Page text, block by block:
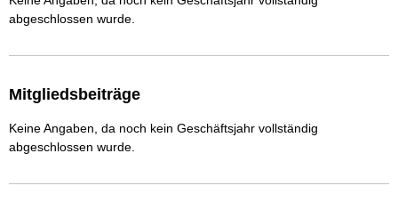
abgeschlossen wurde.
Mitgliedsbeiträge
Keine Angaben, da noch kein Geschäftsjahr vollständig
abgeschlossen wurde.